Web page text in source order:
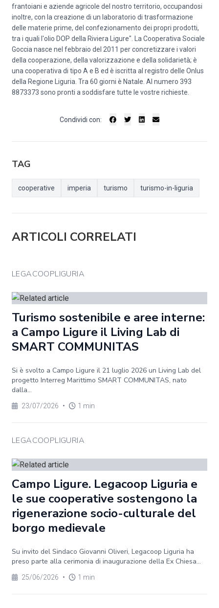
frantoiani e aziende agricole del nostro territorio, occupandosi
inoltre, con la creazione di un laboratorio di trasformazione
delle materie prime, del confezionamento dei propri prodotti,
tra i quali l'olio DOP della Riviera Ligure". La Cooperativa Sociale
Goccia nasce nel febbraio del 2011 per concretizzare i valori
della cooperazione, della valorizzazione e della solidarietà; è
una cooperativa di tipo A e B ed è iscritta al registro delle Onlus
della Regione Liguria. Tra 60 giorni è Natale. Al numero 393
8873373 sono pronti a soddisfare tutte le vostre richieste.
Condividi con:
TAG
cooperative imperia turismo turismo-in-liguria
ARTICOLI CORRELATI
LEGACOOPLIGURIA
Turismo sostenibile e aree interne:
a Campo Ligure il Living Lab di
SMART COMMUNITAS
Si è svolto a Campo Ligure il 21 luglio 2026 un Living Lab del
progetto Interreg Marittimo SMART COMMUNITAS, nato
dalla...
23/07/2026 • 1 min
LEGACOOPLIGURIA
Campo Ligure. Legacoop Liguria e
le sue cooperative sostengono la
rigenerazione socio-culturale del
borgo medievale
Su invito del Sindaco Giovanni Oliveri, Legacoop Liguria ha
preso parte alla cerimonia di inaugurazione della Ex Chiesa...
25/06/2026 • 1 min